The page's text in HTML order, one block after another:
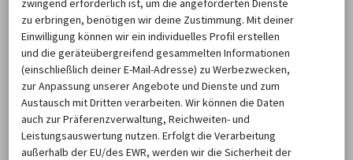
Wir empfehlen dir:
Vollkaskoversicherung ohne Selbstbeteiligung
Haftpflichtversicherung mit mindestens 1 Mio. Euro
Deckungssumme
Diebstahlversicherung ohne Selbstbeteiligung
zu erbringen, benötigen wir deine Zustimmung. Mit deiner
Einwilligung können wir ein individuelles Profil erstellen
und die geräteübergreifend gesammelten Informationen
(einschließlich deiner E-Mail-Adresse) zu Werbezwecken,
zur Anpassung unserer Angebote und Dienste und zum
Austausch mit Dritten verarbeiten. Wir können die Daten
auch zur Präferenzverwaltung, Reichweiten- und
Leistungsauswertung nutzen. Erfolgt die Verarbeitung
außerhalb der EU/des EWR, werden wir die Sicherheit der